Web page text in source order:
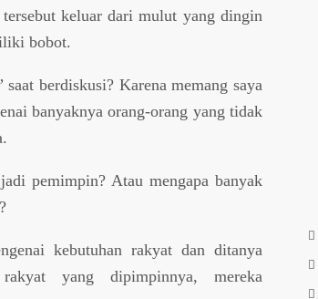
keluar dari mulut yang dingin
bobot.
berdiskusi? Karena memang saya
banyaknya orang-orang yang tidak
pemimpin? Atau mengapa banyak
kebutuhan rakyat dan ditanya
yang dipimpinnya, mereka